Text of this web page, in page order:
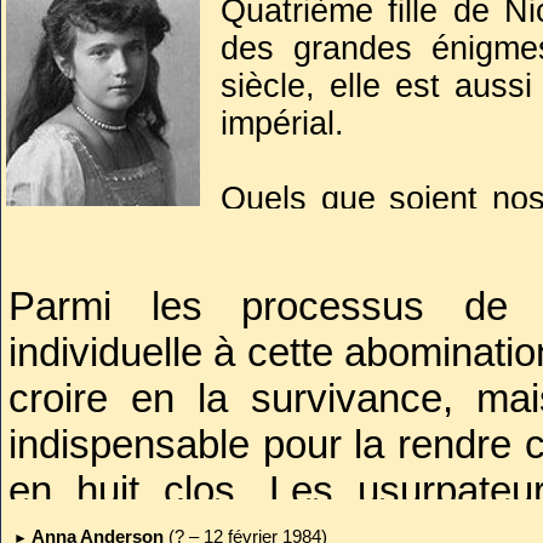
afin que nous survivions à
ce monde, Dieu de toute
donne-nous la paix de l'âme,
les plus durs. Et au seuil de
éternelle sur nous, tes
ennemis. »
Parmi les processus de
individuelle à cette
croire en la survivance,
indispensable pour la rendre
en huit clos. Les
Quatrième fille de
des grandes
siècle, elle est
impérial.
Quels que soient
est d’être les
circonstances
l’accepter, le sort
progéniture soit
► Anna Anderson (? – 12 février 1984)